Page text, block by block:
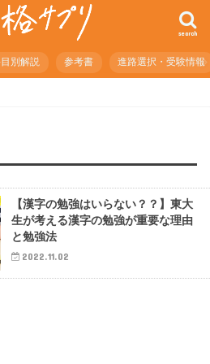
search
別解説 参考書 進路選択・受験情報
【漢字の勉強はいらない？？】東大
生が考える漢字の勉強が重要な理由
と勉強法
2022.11.02